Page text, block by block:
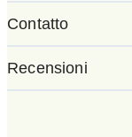
Contatto
Recensioni